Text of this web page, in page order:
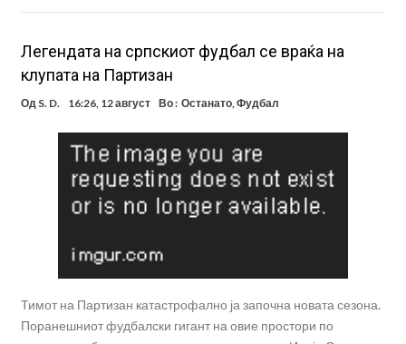
Легендата на српскиот фудбал се враќа на
клупата на Партизан
Од S. D. 16:26, 12 август Во : Останато, Фудбал
Тимот на Партизан катастрофално ја започна новата сезона.
Поранешниот фудбалски гигант на овие простори по